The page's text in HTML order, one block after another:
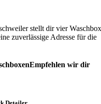
stellt dir vier
zuverlässige Adresse für die
wir dir